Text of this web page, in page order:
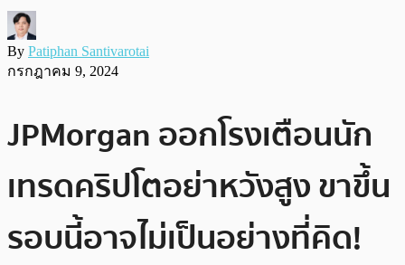
By Patiphan Santivarotai
กรกฎาคม 9, 2024
JPMorgan ออกโรงเตือนนัก
เทรดคริปโตอย่าหวังสูง ขาขึ้น
รอบนี้อาจไม่เป็นอย่างที่คิด!